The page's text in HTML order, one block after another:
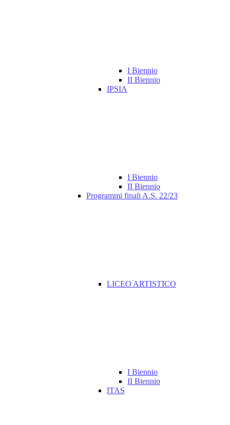
I Biennio
II Biennio
IPSIA
I Biennio
II Biennio
Programmi finali A.S. 22/23
LICEO ARTISTICO
I Biennio
II Biennio
ITAS